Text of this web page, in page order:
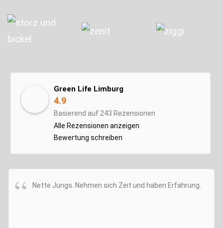
Green Life Limburg
4.9
Basierend auf 243 Rezensionen
Alle Rezensionen anzeigen
Bewertung schreiben
Nette Jungs. Nehmen sich Zeit und haben Erfahrung.